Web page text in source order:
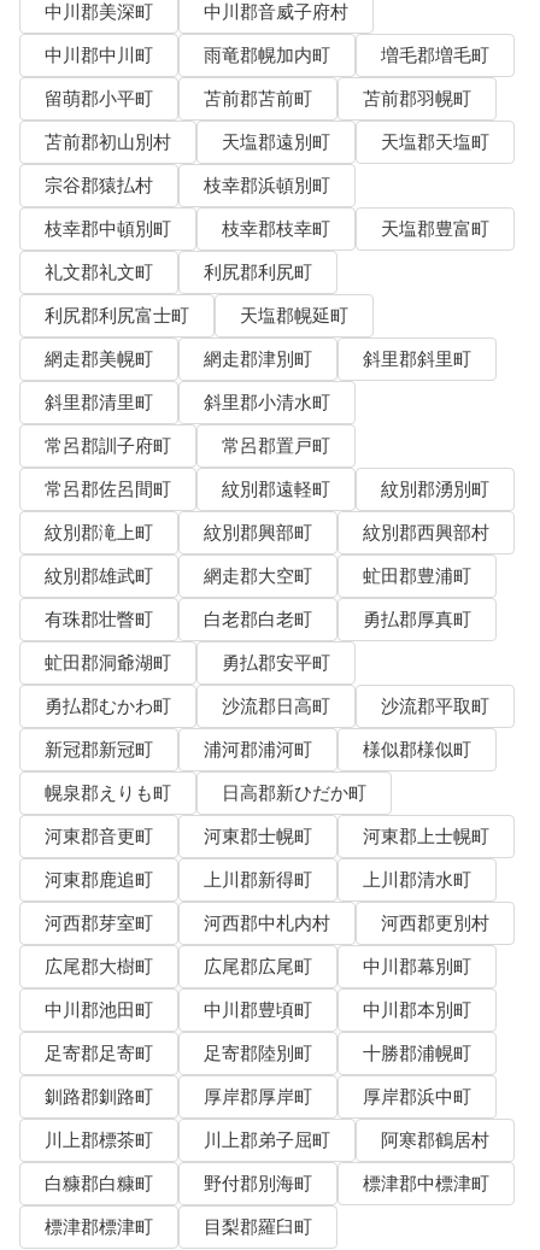
中川郡美深町
中川郡音威子府村
中川郡中川町
雨竜郡幌加内町
増毛郡増毛町
留萌郡小平町
苫前郡苫前町
苫前郡羽幌町
苫前郡初山別村
天塩郡遠別町
天塩郡天塩町
宗谷郡猿払村
枝幸郡浜頓別町
枝幸郡中頓別町
枝幸郡枝幸町
天塩郡豊富町
礼文郡礼文町
利尻郡利尻町
利尻郡利尻富士町
天塩郡幌延町
網走郡美幌町
網走郡津別町
斜里郡斜里町
斜里郡清里町
斜里郡小清水町
常呂郡訓子府町
常呂郡置戸町
常呂郡佐呂間町
紋別郡遠軽町
紋別郡湧別町
紋別郡滝上町
紋別郡興部町
紋別郡西興部村
紋別郡雄武町
網走郡大空町
虻田郡豊浦町
有珠郡壮瞥町
白老郡白老町
勇払郡厚真町
虻田郡洞爺湖町
勇払郡安平町
勇払郡むかわ町
沙流郡日高町
沙流郡平取町
新冠郡新冠町
浦河郡浦河町
様似郡様似町
幌泉郡えりも町
日高郡新ひだか町
河東郡音更町
河東郡士幌町
河東郡上士幌町
河東郡鹿追町
上川郡新得町
上川郡清水町
河西郡芽室町
河西郡中札内村
河西郡更別村
広尾郡大樹町
広尾郡広尾町
中川郡幕別町
中川郡池田町
中川郡豊頃町
中川郡本別町
足寄郡足寄町
足寄郡陸別町
十勝郡浦幌町
釧路郡釧路町
厚岸郡厚岸町
厚岸郡浜中町
川上郡標茶町
川上郡弟子屈町
阿寒郡鶴居村
白糠郡白糠町
野付郡別海町
標津郡中標津町
標津郡標津町
目梨郡羅臼町